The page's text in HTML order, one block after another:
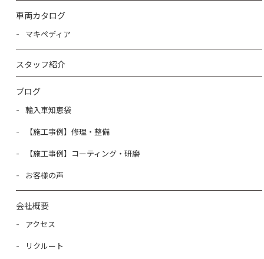
車両カタログ
マキペディア
スタッフ紹介
ブログ
輸入車知恵袋
【施工事例】修理・整備
【施工事例】コーティング・研磨
お客様の声
会社概要
アクセス
リクルート